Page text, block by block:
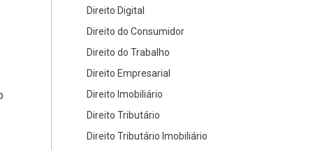
Direito Digital
Direito do Consumidor
Direito do Trabalho
Direito Empresarial
Direito Imobiliário
Direito Tributário
Direito Tributário Imobiliário